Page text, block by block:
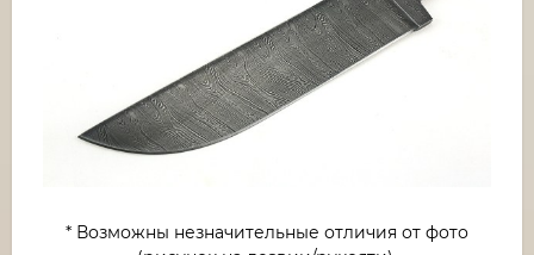
* Возможны незначительные отличия от фото